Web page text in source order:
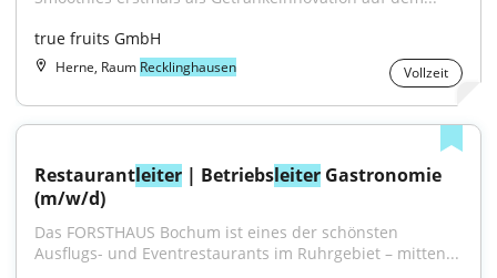
true fruits GmbH
Herne, Raum Recklinghausen Vollzeit
Restaurantleiter | Betriebsleiter Gastronomie
(m/w/d)
Das FORSTHAUS Bochum ist eines der schönsten
Ausflugs- und Eventrestaurants im Ruhrgebiet – mitten...